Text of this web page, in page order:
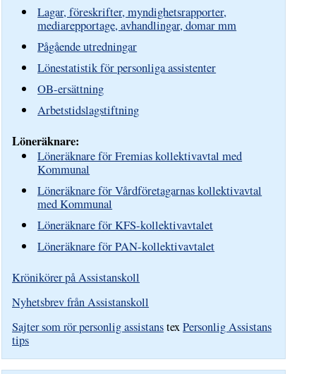
Lagar, föreskrifter, myndighetsrapporter,
mediarepportage, avhandlingar, domar mm
Pågående utredningar
Lönestatistik för personliga assistenter
OB-ersättning
Arbetstidslagstiftning
Löneräknare:
Löneräknare för Fremias kollektivavtal med
Kommunal
Löneräknare för Vårdföretagarnas kollektivavtal
med Kommunal
Löneräknare för KFS-kollektivavtalet
Löneräknare för PAN-kollektivavtalet
Krönikörer på Assistanskoll
Nyhetsbrev från Assistanskoll
Sajter som rör personlig assistanstexPersonlig Assistans
tips